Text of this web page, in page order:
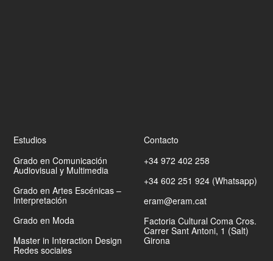
Estudios
Grado en Comunicación
Audiovisual y Multimedia
Grado en Artes Escénicas –
Interpretación
Grado en Moda
Master in Interaction Design
Contacto
+34 972 402 258
+34 602 251 924 (Whatsapp)
eram@eram.cat
Factoria Cultural Coma Cros.
Carrer Sant Antoni, 1 (Salt)
Girona
Redes sociales